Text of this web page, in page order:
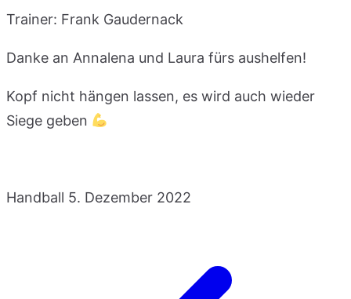
Trainer: Frank Gaudernack
Danke an Annalena und Laura fürs aushelfen!
Kopf nicht hängen lassen, es wird auch wieder
Siege geben
Handball 5. Dezember 2022